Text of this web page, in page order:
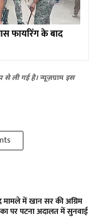
फायरिंग के बाद
से ली गई है।न्यूज़ग्राम इस
मामले में खान सर की अग्रिम
पर पटना अदालत में सुनवाई